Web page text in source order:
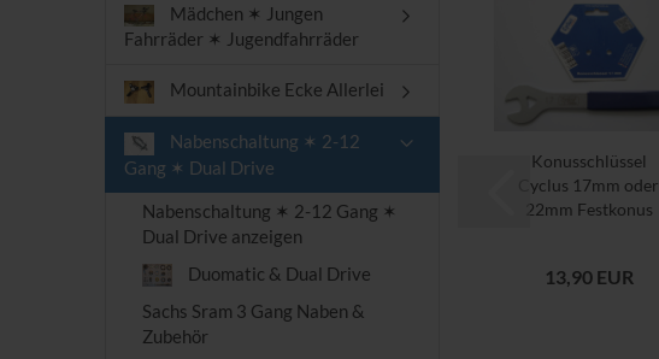
Konusschlüssel
Cyclus 17mm oder
22mm Festkonus
13,90 EUR
Mädchen ✶ Jungen
Fahrräder ✶ Jugendfahrräder
Mountainbike Ecke Allerlei
Nabenschaltung ✶ 2-12
Gang ✶ Dual Drive
Nabenschaltung ✶ 2-12 Gang ✶
Dual Drive anzeigen
Duomatic & Dual Drive
Sachs Sram 3 Gang Naben &
Zubehör